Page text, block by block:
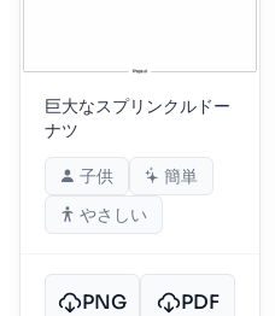
巨大なスプリンクルドー
ナツ
子供
簡単
やさしい
PNG PDF